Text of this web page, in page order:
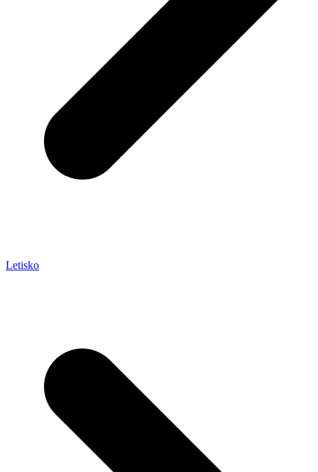
Letisko